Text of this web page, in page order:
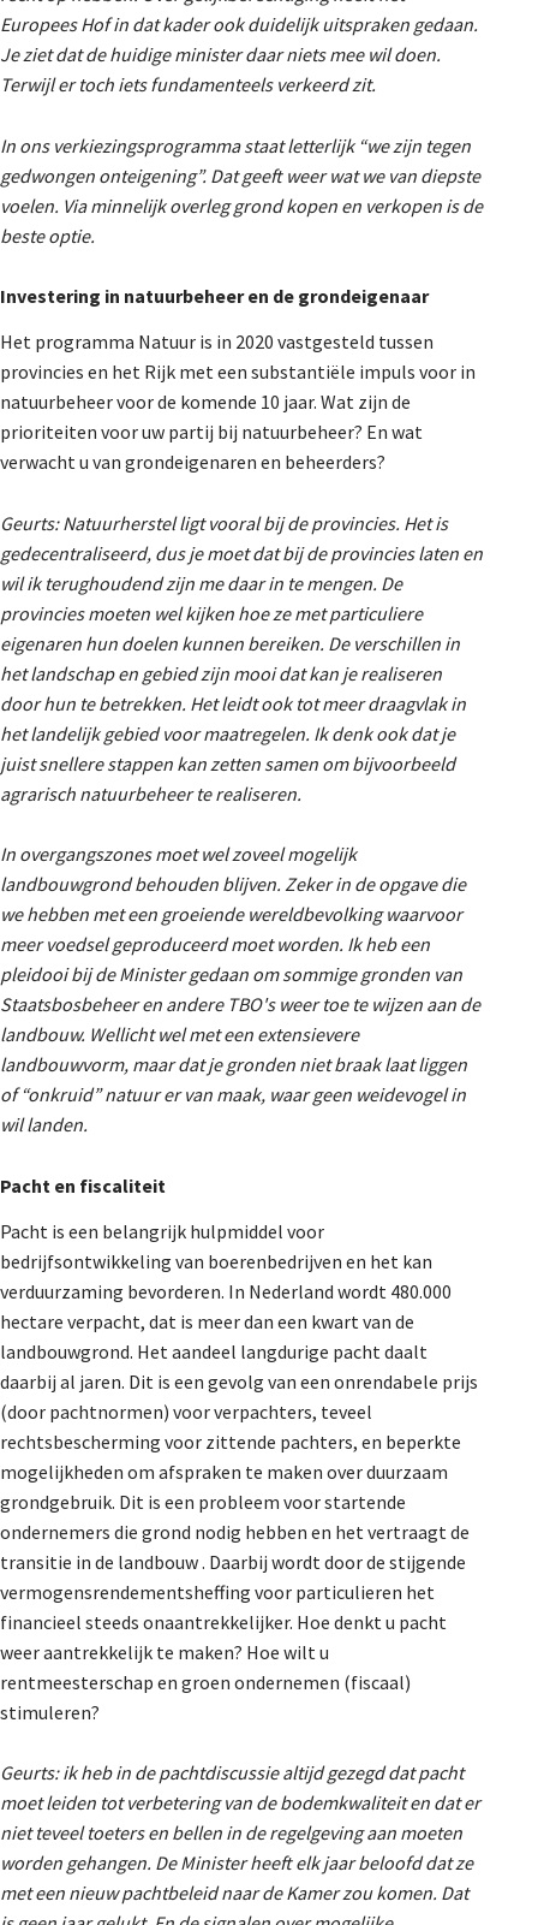
Europees Hof in dat kader ook duidelijk uitspraken gedaan.
Je ziet dat de huidige minister daar niets mee wil doen.
Terwijl er toch iets fundamenteels verkeerd zit.
In ons verkiezingsprogramma staat letterlijk “we zijn tegen
gedwongen onteigening”. Dat geeft weer wat we van diepste
voelen. Via minnelijk overleg grond kopen en verkopen is de
beste optie.
Investering in natuurbeheer en de grondeigenaar
Het programma Natuur is in 2020 vastgesteld tussen
provincies en het Rijk met een substantiële impuls voor in
natuurbeheer voor de komende 10 jaar. Wat zijn de
prioriteiten voor uw partij bij natuurbeheer? En wat
verwacht u van grondeigenaren en beheerders?
Geurts:Natuurherstel ligt vooral bij de provincies. Het is
gedecentraliseerd, dus je moet dat bij de provincies laten en
wil ik terughoudend zijn me daar in te mengen. De
provincies moeten wel kijken hoe ze met particuliere
eigenaren hun doelen kunnen bereiken. De verschillen in
het landschap en gebied zijn mooi dat kan je realiseren
door hun te betrekken. Het leidt ook tot meer draagvlak in
het landelijk gebied voor maatregelen. Ik denk ook dat je
juist snellere stappen kan zetten samen om bijvoorbeeld
agrarisch natuurbeheer te realiseren.
In overgangszones moet wel zoveel mogelijk
landbouwgrond behouden blijven. Zeker in de opgave die
we hebben met een groeiende wereldbevolking waarvoor
meer voedsel geproduceerd moet worden. Ik heb een
pleidooi bij de Minister gedaan om sommige gronden van
Staatsbosbeheer en andere TBO's weer toe te wijzen aan de
landbouw. Wellicht wel met een extensievere
landbouwvorm, maar dat je gronden niet braak laat liggen
of “onkruid” natuur er van maak, waar geen weidevogel in
wil landen.
Pacht en fiscaliteit
Pacht is een belangrijk hulpmiddel voor
bedrijfsontwikkeling van boerenbedrijven en het kan
verduurzaming bevorderen. In Nederland wordt 480.000
hectare verpacht, dat is meer dan een kwart van de
landbouwgrond. Het aandeel langdurige pacht daalt
daarbij al jaren. Dit is een gevolg van een onrendabele prijs
(door pachtnormen) voor verpachters, teveel
rechtsbescherming voor zittende pachters, en beperkte
mogelijkheden om afspraken te maken over duurzaam
grondgebruik. Dit is een probleem voor startende
ondernemers die grond nodig hebben en het vertraagt de
transitie in de landbouw . Daarbij wordt door de stijgende
vermogensrendementsheffing voor particulieren het
financieel steeds onaantrekkelijker. Hoe denkt u pacht
weer aantrekkelijk te maken? Hoe wilt u
rentmeesterschap en groen ondernemen (fiscaal)
stimuleren?
Geurts:ik heb in de pachtdiscussie altijd gezegd dat pacht
moet leiden tot verbetering van de bodemkwaliteit en dat er
niet teveel toeters en bellen in de regelgeving aan moeten
worden gehangen. De Minister heeft elk jaar beloofd dat ze
met een nieuw pachtbeleid naar de Kamer zou komen. Dat